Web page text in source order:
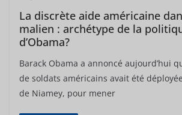
La discrète aide américaine
malien : archétype de la
d’Obama?
Barack Obama a annoncé aujourd’hui
de soldats américains avait été
de Niamey, pour mener